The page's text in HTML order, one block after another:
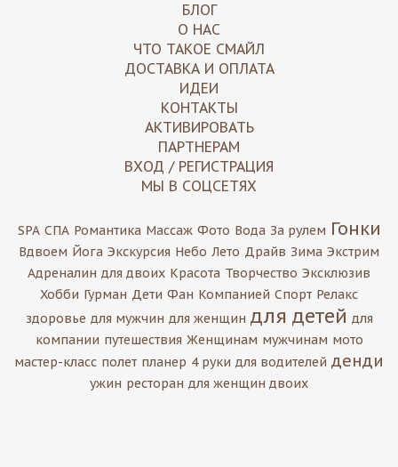
БЛОГ
О НАС
ЧТО ТАКОЕ СМАЙЛ
ДОСТАВКА И ОПЛАТА
ИДЕИ
КОНТАКТЫ
АКТИВИРОВАТЬ
ПАРТНЕРАМ
ВХОД / РЕГИСТРАЦИЯ
МЫ В СОЦСЕТЯХ
SPA СПА Романтика Массаж Фото Вода За рулем Гонки
Вдвоем Йога Экскурсия Небо Лето Драйв Зима Экстрим
Адреналин для двоих Красота Творчество Эксклюзив
Хобби Гурман Дети Фан Компанией Спорт Релакс
здоровье для мужчин для женщин для детей для
компании путешествия Женщинам мужчинам мото
мастер-класс полет планер 4 руки для водителей денди
ужин ресторан для женщин двоих